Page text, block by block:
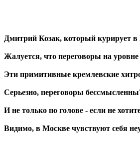
Дмитрий Козак, который курирует
Жалуется, что переговоры на
Эти примитивные кремлевские
Серьезно, переговоры
И не только по голове - если не
Видимо, в Москве чувствуют себя